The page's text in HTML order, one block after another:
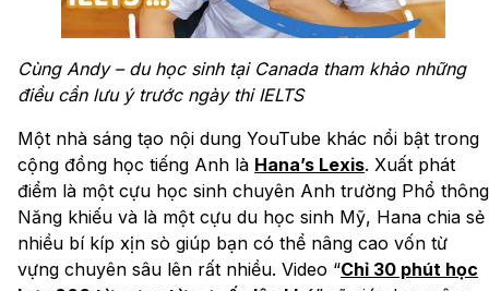
Cùng Andy – du học sinh tại Canada tham khảo những
điều cần lưu ý trước ngày thi IELTS
Một nhà sáng tạo nội dung YouTube khác nổi bật trong
cộng đồng học tiếng Anh là Hana’s Lexis. Xuất phát
điểm là một cựu học sinh chuyên Anh trường Phổ thông
Năng khiếu và là một cựu du học sinh Mỹ, Hana chia sẻ
nhiều bí kíp xịn sò giúp bạn có thể nâng cao vốn từ
vựng chuyên sâu lên rất nhiều. Video “Chỉ 30 phút học